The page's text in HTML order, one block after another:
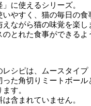
に使えるシリーズ。
やすく、猫の毎日の食
ながら猫の味覚を楽し
のとれた食事ができるよ
シピは、ムースタイプ
った角切りミートボール
す。
含まれていません。